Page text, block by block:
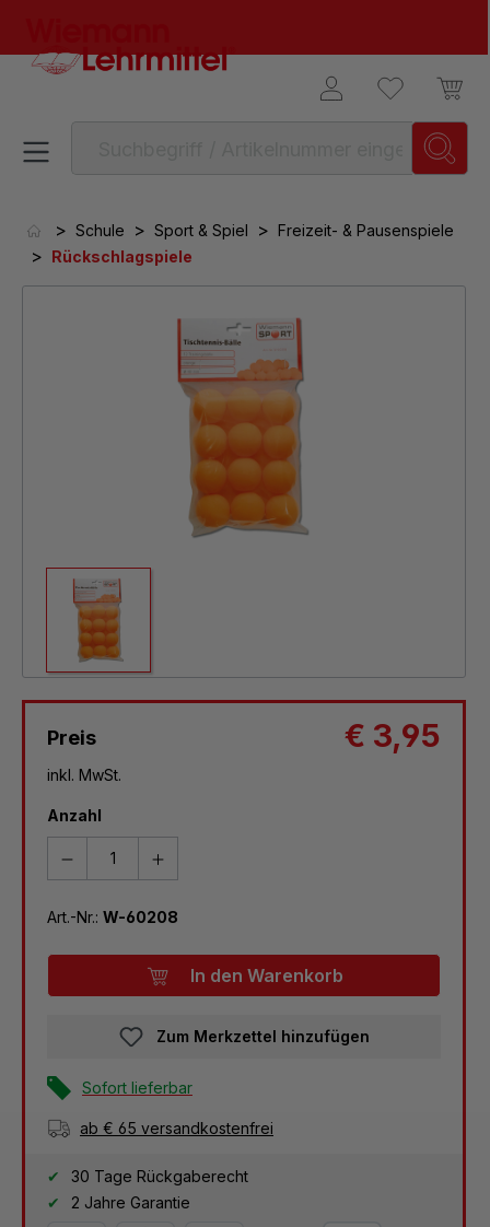
> Schule > Sport & Spiel > Freizeit- & Pausenspiele
> Rückschlagspiele
Bildergalerie überspringen
Preis € 3,95
inkl. MwSt.
Anzahl
Art.-Nr.: W-60208
In den Warenkorb
Zum Merkzettel hinzufügen
Sofort lieferbar
ab € 65 versandkostenfrei
30 Tage Rückgaberecht
2 Jahre Garantie